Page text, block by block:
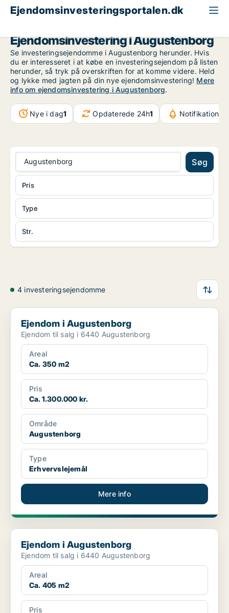
Ejendomsinvesteringsportalen.dk
Ejendomsinvestering i Augustenborg
Se investeringsejendomme i Augustenborg herunder. Hvis
du er interesseret i at købe en investeringsejendom på listen
herunder, så tryk på overskriften for at komme videre. Held
og lykke med jagten på din nye ejendomsinvestering! Mere
info om ejendomsinvestering i Augustenborg.
Nye i dag1 Opdaterede 24h1 Notifikationer
Augustenborg Søg
Type
Str.
Pris
4 investeringsejendomme
Ejendom i Augustenborg
Ejendom i Augustenborg
Ejendom til salg i 6440 Augustenborg
Areal
Ca. 350 m2
Pris
Ca. 1.300.000 kr.
Område
Augustenborg
Type
Erhvervslejemål
Mere info
Ejendom i Augustenborg
Ejendom i Augustenborg
Ejendom til salg i 6440 Augustenborg
Areal
Ca. 405 m2
Pris